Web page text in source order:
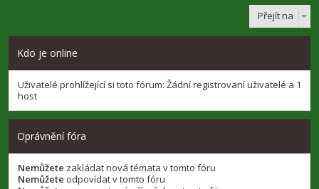
Přejít na
Kdo je online
Uživatelé prohlížející si toto fórum: Žádní registrovaní uživatelé a 1
host
Oprávnění fóra
Nemůžete zakládat nová témata v tomto fóru
Nemůžete odpovídat v tomto fóru